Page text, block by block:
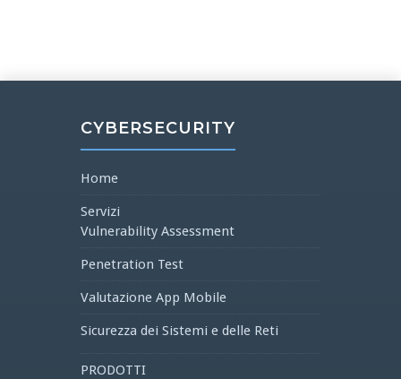
CYBERSECURITY
Home
Servizi
Vulnerability Assessment
Penetration Test
Valutazione App Mobile
Sicurezza dei Sistemi e delle Reti
PRODOTTI